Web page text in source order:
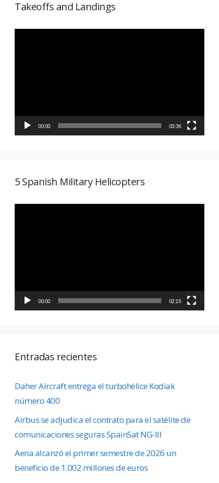
Takeoffs and Landings
00:00 03:36
5 Spanish Military Helicopters
00:00 02:15
Entradas recientes
Daher Aircraft entrega el turbohélice Kodiak
número 400
Airbus se adjudica el contrato para el satélite de
comunicaciones seguras SpainSat NG-III
Aena alcanzó el primer semestre de 2026 un
beneficio de 1.002 millones de euros